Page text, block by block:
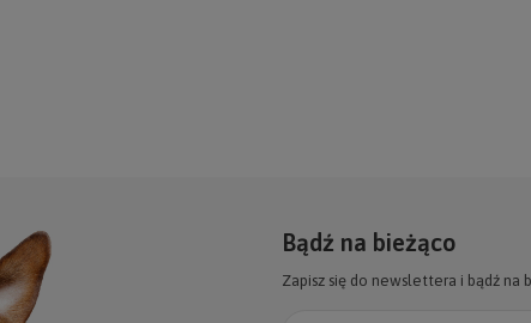
Bądź na bieżąco
Zapisz się do newslettera i bądź na